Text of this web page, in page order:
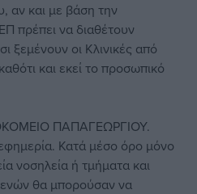
αν και με βάση την
πρέπει να διαθέτουν
ξεμένουν οι Κλινικές από
και εκεί το προσωπικό
ΠΑΠΑΓΕΩΡΓΙΟΥ.
Κατά μέσο όρο μόνο
νοσηλεία ή τμήματα και
θα μπορούσαν να